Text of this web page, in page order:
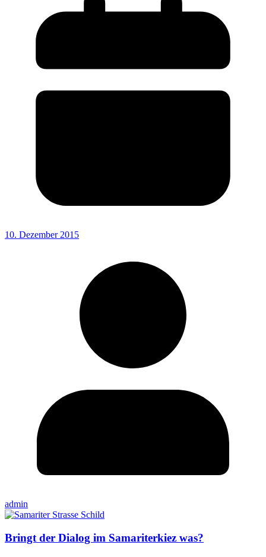
10. Dezember 2015
admin
Bringt der Dialog im Samariterkiez was?